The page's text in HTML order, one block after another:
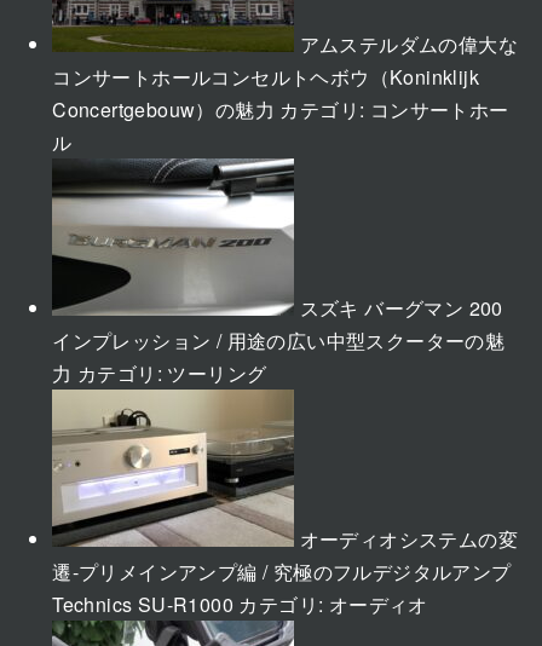
アムステルダムの偉大な
コンサートホールコンセルトヘボウ（Koninklijk
Concertgebouw）の魅力 カテゴリ: コンサートホー
ル
スズキ バーグマン 200
インプレッション / 用途の広い中型スクーターの魅
力 カテゴリ: ツーリング
オーディオシステムの変
遷-プリメインアンプ編 / 究極のフルデジタルアンプ
Technics SU-R1000 カテゴリ: オーディオ